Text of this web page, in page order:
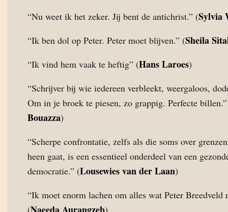
“Nu weet ik het zeker. Jij bent de antichrist.” (Sylvia
“Ik ben dol op Peter. Peter moet blijven.” (Sheila
“Ik vind hem vaak te heftig” (Hans Laroes)
“Schrijver bij wie iedereen verbleekt, weergaloos,
Om in je broek te piesen, zo grappig. Perfecte
Bouazza)
“Scherpe confrontatie, zelfs als die soms over
heen gaat, is een essentieel onderdeel van een
democratie.” (Lousewies van der Laan)
“Ik moet enorm lachen om alles wat Peter Breedveld
(
)